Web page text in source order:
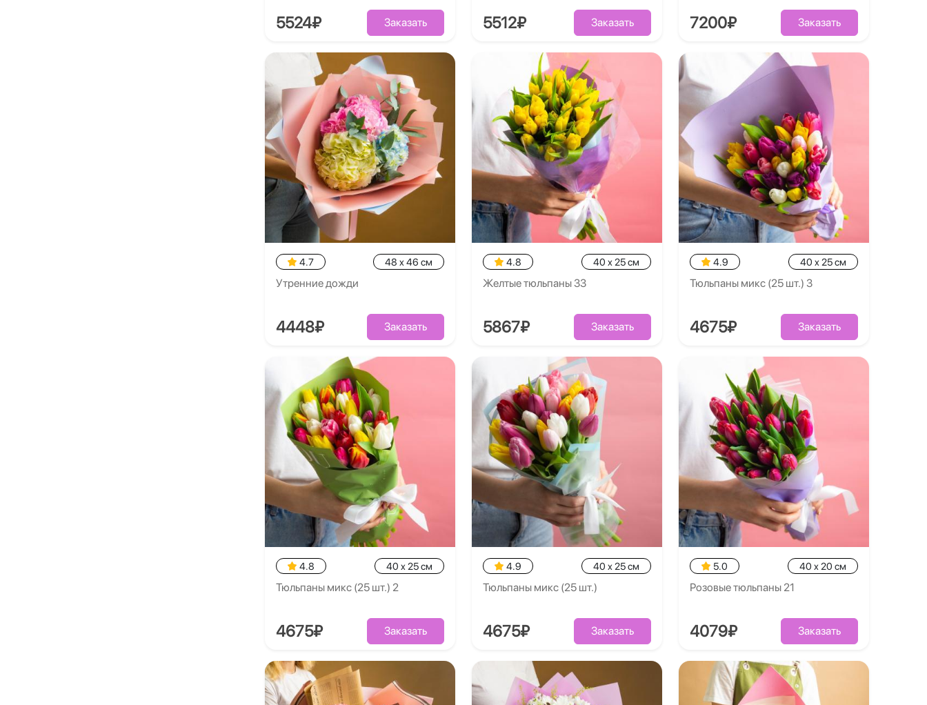
5524₽ Заказать 5512₽ Заказать 7200₽ Заказать
4.7 48 x 46 см
Утренние дожди
4448₽ Заказать
4.8 40 x 25 см
Желтые тюльпаны 33
5867₽ Заказать
4.9 40 x 25 см
Тюльпаны микс (25 шт.) 3
4675₽ Заказать
4.8 40 x 25 см
Тюльпаны микс (25 шт.) 2
4675₽ Заказать
4.9 40 x 25 см
Тюльпаны микс (25 шт.)
4675₽ Заказать
5.0 40 x 20 см
Розовые тюльпаны 21
4079₽ Заказать